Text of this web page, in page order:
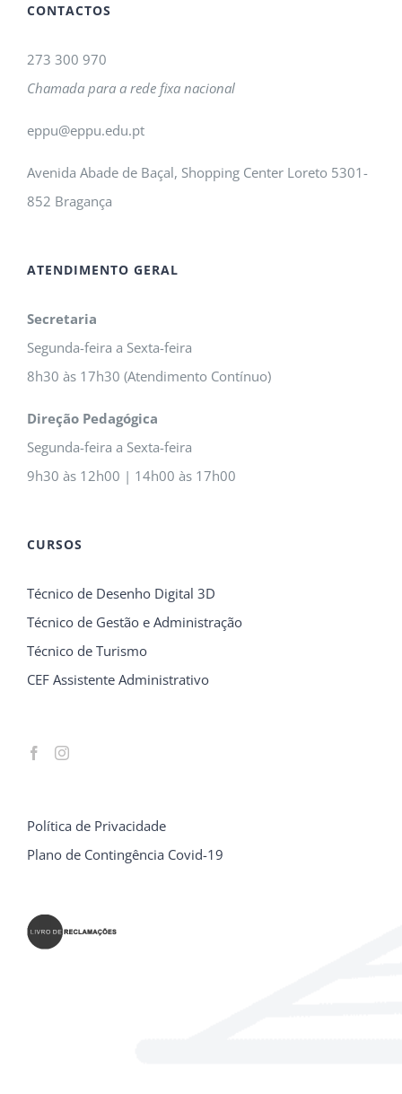
CONTACTOS
273 300 970
Chamada para a rede fixa nacional
eppu@eppu.edu.pt
Avenida Abade de Baçal, Shopping Center Loreto 5301-
852 Bragança
ATENDIMENTO GERAL
Secretaria
Segunda-feira a Sexta-feira
8h30 às 17h30 (Atendimento Contínuo)
Direção Pedagógica
Segunda-feira a Sexta-feira
9h30 às 12h00 | 14h00 às 17h00
CURSOS
Técnico de Desenho Digital 3D
Técnico de Gestão e Administração
Técnico de Turismo
CEF Assistente Administrativo
Política de Privacidade
Plano de Contingência Covid-19